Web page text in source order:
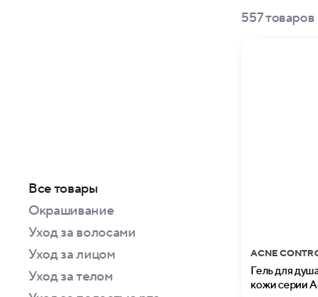
Все товары
Окрашивание
Уход за волосами
Уход за лицом
Уход за телом
557товаров
ACNE
Гель для
кожи серии